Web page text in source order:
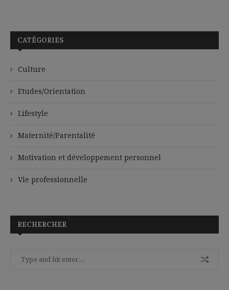
CATÉGORIES
Culture
Etudes/Orientation
Lifestyle
Maternité/Parentalité
Motivation et développement personnel
Vie professionnelle
RECHERCHER